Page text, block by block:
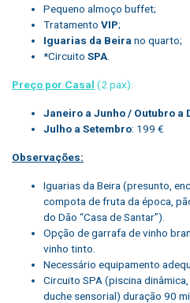
Pequeno almoço buffet;
Tratamento VIP;
Iguarias da Beira no quarto;
*Circuito SPA
Preço por Casal (2 pax):
Janeiro a Junho / Outubro a
Julho a Setembro: 199 €
Observações:
Iguarias da Beira (presunto,
compota de fruta da época,
do Dão “Casa de Santar”).
Opção de garrafa de vinho
vinho tinto.
Necessário equipamento
Circuito SPA (piscina
duche sensorial) duração 90